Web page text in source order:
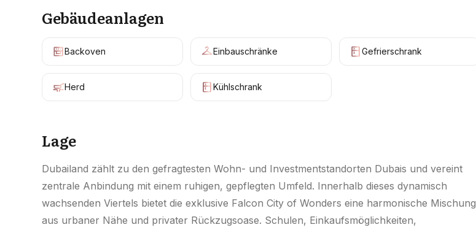
Gebäudeanlagen
Backoven Einbauschränke Gefrierschrank
Herd Kühlschrank
Lage
Dubailand zählt zu den gefragtesten Wohn- und Investmentstandorten Dubais und vereint
zentrale Anbindung mit einem ruhigen, gepflegten Umfeld. Innerhalb dieses dynamisch
wachsenden Viertels bietet die exklusive Falcon City of Wonders eine harmonische Mischung
aus urbaner Nähe und privater Rückzugsoase. Schulen, Einkaufsmöglichkeiten,